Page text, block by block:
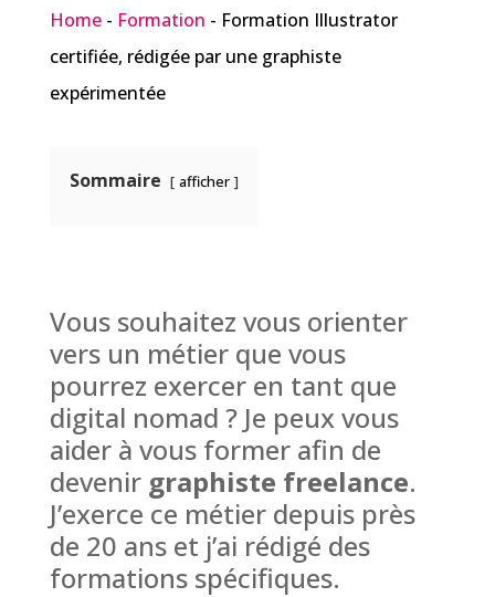
Home- Formation - Formation Illustrator
certifiée, rédigée par une graphiste
expérimentée
Sommaire afficher
Vous souhaitez vous orienter
vers un métier que vous
pourrez exercer en tant que
digital nomad ? Je peux vous
aider à vous former afin de
devenir graphiste freelance.
J’exerce ce métier depuis près
de 20 ans et j’ai rédigé des
formations spécifiques.